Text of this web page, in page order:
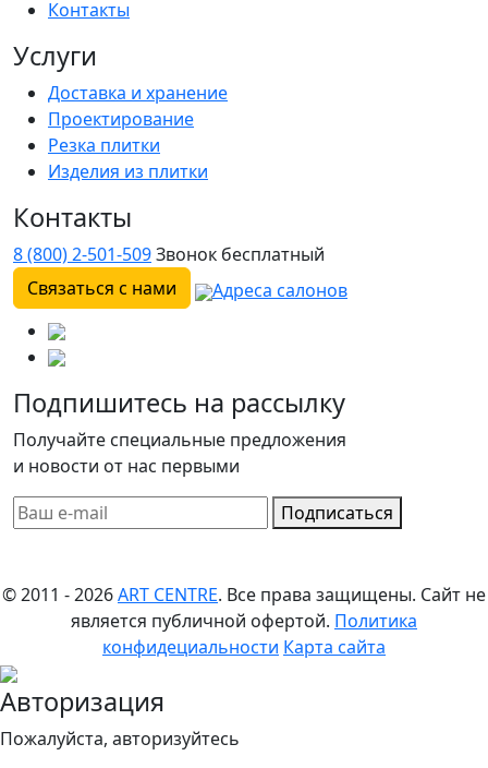
Контакты
Услуги
Доставка и хранение
Проектирование
Резка плитки
Изделия из плитки
Контакты
8 (800) 2-501-509Звонок бесплатный
Связаться с нами
Адреса салонов
Подпишитесь на рассылку
Получайте специальные предложения
и новости от нас первыми
Подписаться
© 2011 - 2026ART CENTRE. Все права защищены. Сайт не
является публичной офертой. Политика
конфидециальности Карта сайта
Авторизация
Пожалуйста, авторизуйтесь